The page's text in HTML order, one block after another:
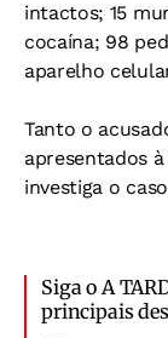
intactos; 15
cocaína; 98
aparelho
Tanto o
apresentados
investiga o
Siga o A
principais